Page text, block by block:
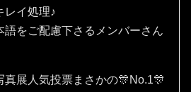
レイ処理♪
をご配慮下さるメンバーさん
真展人気投票まさかの🎊No.1🎊